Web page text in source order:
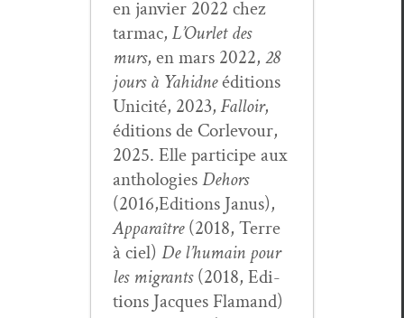
en jan­vi­er 2022 chez
tar­mac, L’Ourlet des
murs, en mars 2022, 28
jours à Yahidneédi­tions
Unic­ité, 2023, Fal­loir,
édi­tions de Cor­levour,
2025. Elle par­ticipe aux
antholo­giesDehors
(2016,Editions Janus),
Appa­raître(2018, Terre
à ciel) De l’hu­main pour
les migrants(2018, Edi­
tions Jacques Fla­mand)